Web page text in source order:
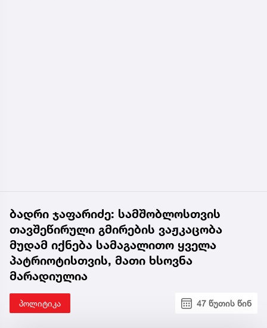
ბადრი ჯაფარიძე: სამშობლოსთვის
თავშეწირული გმირების ვაჟკაცობა
მუდამ იქნება სამაგალითო ყველა
პატრიოტისთვის, მათი ხსოვნა
მარადიულია
პოლიტიკა 47 წუთის წინ